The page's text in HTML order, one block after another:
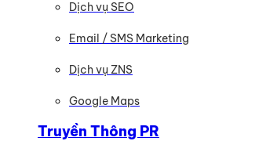
Dịch vụ SEO
Email / SMS Marketing
Dịch vụ ZNS
Google Maps
Truyền Thông PR